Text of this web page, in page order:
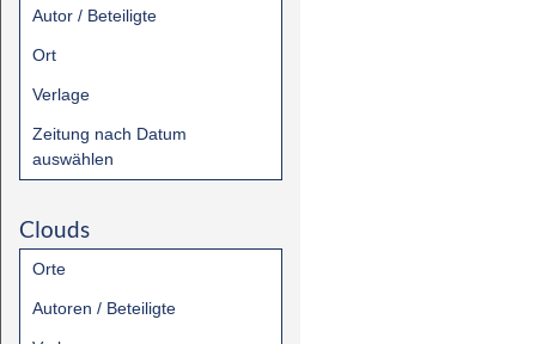
Autor / Beteiligte
Ort
Verlage
Zeitung nach Datum
auswählen
Clouds
Orte
Autoren / Beteiligte